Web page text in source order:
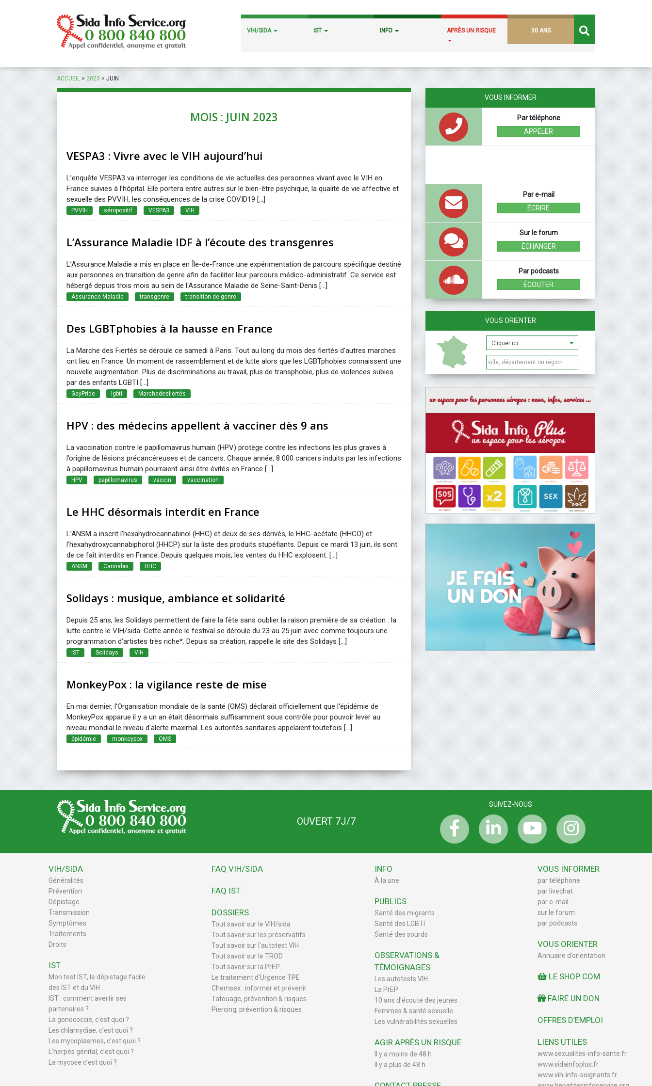
VIH/SIDA IST INFO APRÈS UN RISQUE 30 ANS
ACCUEIL>2023>JUIN
MOIS : JUIN 2023
VESPA3 : Vivre avec le VIH aujourd’hui
L’enquête VESPA3 va interroger les conditions de vie actuelles des personnes vivant avec le VIH en
France suivies à l’hôpital. Elle portera entre autres sur le bien-être psychique, la qualité de vie affective et
sexuelle des PVVIH, les conséquences de la crise COVID19 [...]
PVVIH séropositif VESPA3 VIH
L’Assurance Maladie IDF à l’écoute des transgenres
L’Assurance Maladie a mis en place en Île-de-France une expérimentation de parcours spécifique destiné
aux personnes en transition de genre afin de faciliter leur parcours médico-administratif. Ce service est
hébergé depuis trois mois au sein de l'Assurance Maladie de Seine-Saint-Denis [...]
Assurance Maladie transgenre transition de genre
Des LGBTphobies à la hausse en France
La Marche des Fiertés se déroule ce samedi à Paris. Tout au long du mois des fiertés d’autres marches
ont lieu en France. Un moment de rassemblement et de lutte alors que les LGBTphobies connaissent une
nouvelle augmentation. Plus de discriminations au travail, plus de transphobie, plus de violences subies
par des enfants LGBTI [...]
GayPride lgbti Marchedesfiertés
HPV : des médecins appellent à vacciner dès 9 ans
La vaccination contre le papillomavirus humain (HPV) protège contre les infections les plus graves à
l’origine de lésions précancéreuses et de cancers. Chaque année, 8 000 cancers induits par les infections
à papillomavirus humain pourraient ainsi être évités en France [...]
HPV papillomavirus vaccin vaccination
Le HHC désormais interdit en France
L’ANSM a inscrit l’hexahydrocannabinol (HHC) et deux de ses dérivés, le HHC-acétate (HHCO) et
l’hexahydroxycannabiphorol (HHCP) sur la liste des produits stupéfiants. Depuis ce mardi 13 juin, ils sont
de ce fait interdits en France. Depuis quelques mois, les ventes du HHC explosent. [...]
ANSM Cannabis HHC
Solidays : musique, ambiance et solidarité
Depuis 25 ans, les Solidays permettent de faire la fête sans oublier la raison première de sa création : la
lutte contre le VIH/sida. Cette année le festival se déroule du 23 au 25 juin avec comme toujours une
programmation d’artistes très riche*. Depuis sa création, rappelle le site des Solidays [...]
IST Solidays VIH
MonkeyPox : la vigilance reste de mise
En mai dernier, l'Organisation mondiale de la santé (OMS) déclarait officiellement que l'épidémie de
MonkeyPox apparue il y a un an était désormais suffisamment sous contrôle pour pouvoir lever au
niveau mondial le niveau d'alerte maximal. Les autorités sanitaires appelaient toutefois [...]
épidémie monkeypox OMS
VOUS INFORMER
Par téléphone
APPELER
Par e-mail
ÉCRIRE
Sur le forum
ÉCHANGER
Par podcasts
ÉCOUTER
VOUS ORIENTER
OUVERT 7J/7
SUIVEZ-NOUS
VIH/SIDA
Généralités
Prévention
Dépistage
Transmission
Symptômes
Traitements
Droits
IST
Mon test IST, le dépistage facile
des IST et du VIH
IST : comment avertir ses
partenaires ?
La gonococcie, c’est quoi ?
Les chlamydiae, c’est quoi ?
Les mycoplasmes, c’est quoi ?
L’herpès génital, c’est quoi ?
La mycose c’est quoi ?
FAQ VIH/SIDA
FAQ IST
DOSSIERS
Tout savoir sur le VIH/sida
Tout savoir sur les préservatifs
Tout savoir sur l’autotest VIH
Tout savoir sur le TROD
Tout savoir sur la PrEP
Le traitement d’Urgence TPE
Chemsex : informer et prévenir
Tatouage, prévention & risques
Piercing, prévention & risques
INFO
À la une
PUBLICS
Santé des migrants
Santé des LGBTI
Santé des sourds
OBSERVATIONS &
TÉMOIGNAGES
Les autotests VIH
La PrEP
10 ans d’écoute des jeunes
Femmes & santé sexuelle
Les vulnérabilités sexuelles
AGIR APRÈS UN RISQUE
Il y a moins de 48 h
Il y a plus de 48 h
VOUS INFORMER
par téléphone
par livechat
par e-mail
sur le forum
par podcasts
VOUS ORIENTER
Annuaire d’orientation
LE SHOP COM
FAIRE UN DON
OFFRES D’EMPLOI
LIENS UTILES
www.sexualites-info-sante.fr
www.sidainfoplus.fr
www.vih-info-soignants.fr